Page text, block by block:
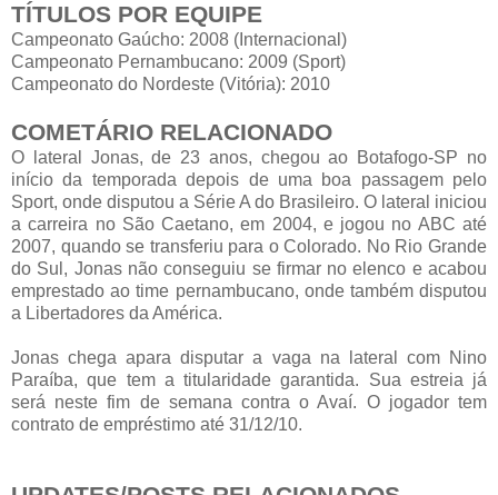
TÍTULOS POR EQUIPE
Campeonato Gaúcho: 2008 (Internacional)
Campeonato Pernambucano: 2009 (Sport)
Campeonato do Nordeste (Vitória): 2010
COMETÁRIO RELACIONADO
O lateral Jonas, de 23 anos, chegou ao Botafogo-SP no
início da temporada depois de uma boa passagem pelo
Sport, onde disputou a Série A do Brasileiro. O lateral iniciou
a carreira no São Caetano, em 2004, e jogou no ABC até
2007, quando se transferiu para o Colorado. No Rio Grande
do Sul, Jonas não conseguiu se firmar no elenco e acabou
emprestado ao time pernambucano, onde também disputou
a Libertadores da América.
Jonas chega apara disputar a vaga na lateral com Nino
Paraíba, que tem a titularidade garantida. Sua estreia já
será neste fim de semana contra o Avaí. O jogador tem
contrato de empréstimo até 31/12/10.